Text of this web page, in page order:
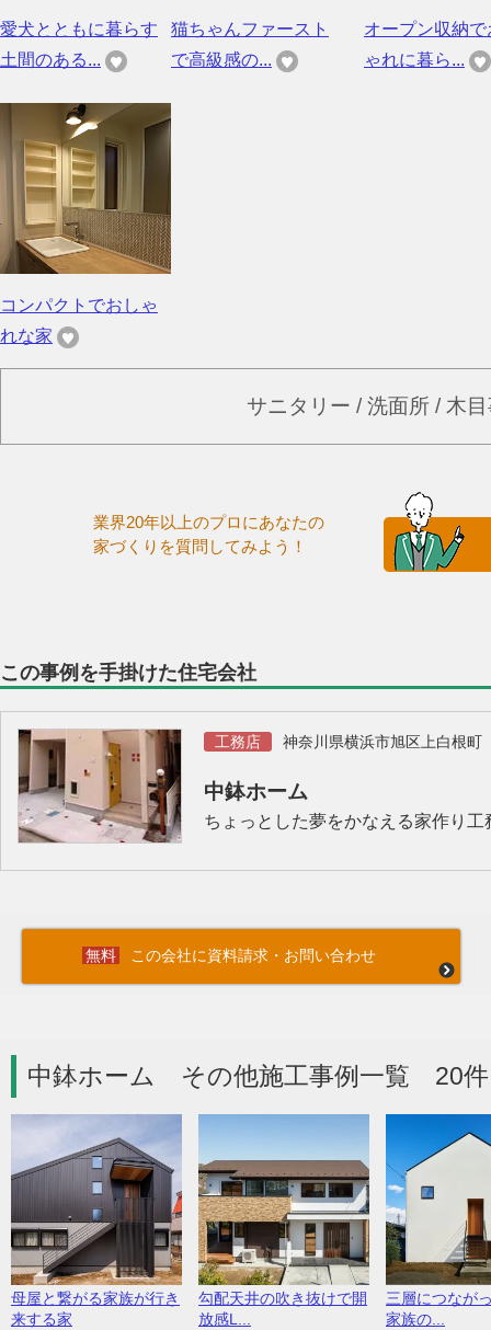
愛犬とともに暮らす
土間のある...
猫ちゃんファースト
で高級感の...
オープン収納で
ゃれに暮ら...
コンパクトでおしゃ
れな家
サニタリー / 洗面所 / 木
業界20年以上のプロにあなたの
家づくりを質問してみよう！
この事例を手掛けた住宅会社
工務店 神奈川県横浜市旭区上白根町
中鉢ホーム
ちょっとした夢をかなえる家作り工
この会社に資料請求・お問い合わせ
中鉢ホーム その他施工事例一覧 20件
母屋と繋がる家族が行き
来する家
勾配天井の吹き抜けで開
放感L...
三層につなが
家族の...